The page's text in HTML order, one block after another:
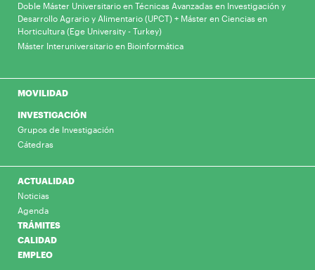
Doble Máster Universitario en Técnicas Avanzadas en Investigación y
Desarrollo Agrario y Alimentario (UPCT) + Máster en Ciencias en
Horticultura (Ege University - Turkey)
Máster Interuniversitario en Bioinformática
MOVILIDAD
INVESTIGACIÓN
Grupos de Investigación
Cátedras
ACTUALIDAD
Noticias
Agenda
TRÁMITES
CALIDAD
EMPLEO